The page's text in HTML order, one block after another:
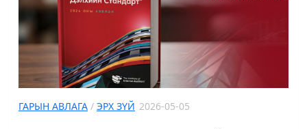
ГАРЫН АВЛАГА / ЭРХ ЗҮЙ 2026-05-05